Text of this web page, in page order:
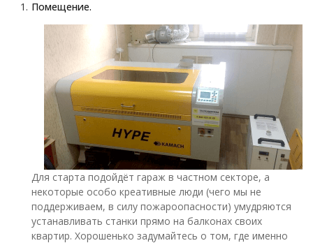
Помещение.
Для старта подойдёт гараж в частном секторе, а
некоторые особо креативные люди (чего мы не
поддерживаем, в силу пожароопасности) умудряются
устанавливать станки прямо на балконах своих
квартир. Хорошенько задумайтесь о том, где именно